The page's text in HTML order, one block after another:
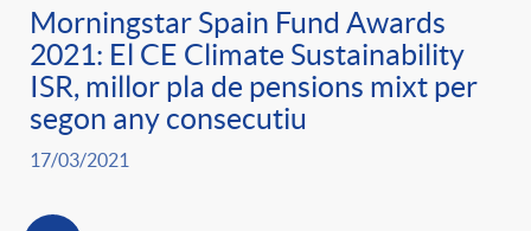
Morningstar Spain Fund Awards
2021: El CE Climate Sustainability
ISR, millor pla de pensions mixt per
segon any consecutiu
17/03/2021